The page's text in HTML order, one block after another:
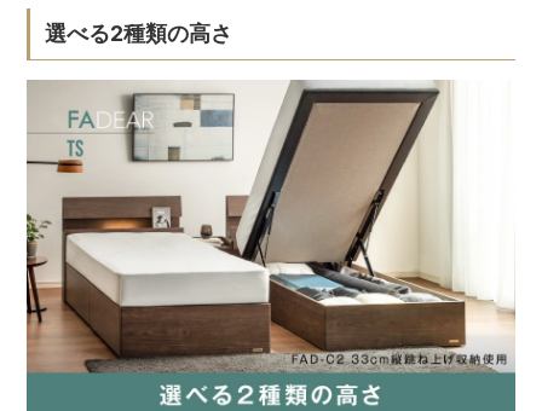
選べる2種類の高さ